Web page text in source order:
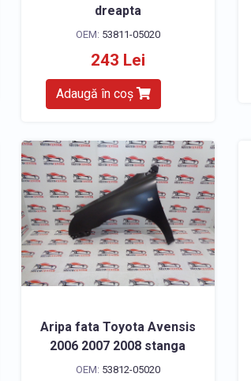
dreapta
OEM: 53811-05020
243 Lei
Adaugă în coș
Aripa fata Toyota Avensis
2006 2007 2008 stanga
OEM: 53812-05020